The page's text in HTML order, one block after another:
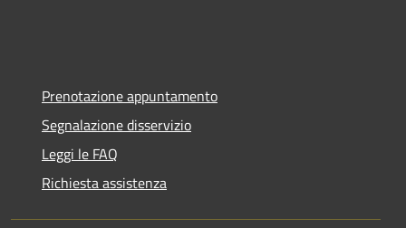
Prenotazione appuntamento
Segnalazione disservizio
Leggi le FAQ
Richiesta assistenza